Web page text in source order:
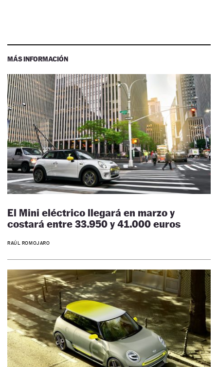
MÁS INFORMACIÓN
El Mini eléctrico llegará en marzo y
costará entre 33.950 y 41.000 euros
RAÚL ROMOJARO